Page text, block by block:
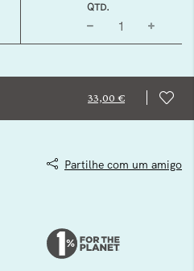
33,00 €
QTD.
Partilhe com um amigo